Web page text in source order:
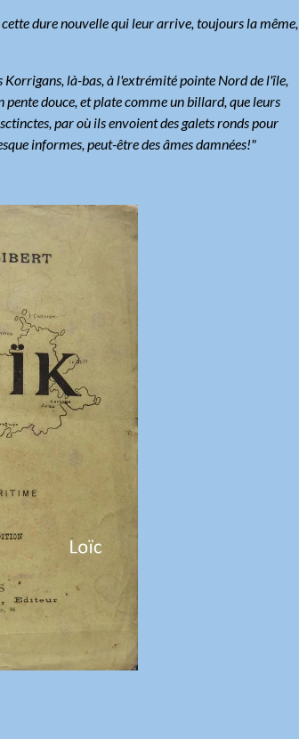
dure nouvelle qui leur arrive, toujours la même,
Korrigans, là-bas, à l'extrémité pointe Nord de l'île,
douce, et plate comme un billard, que leurs
par où ils envoient des galets ronds pour
informes, peut-être des âmes damnées!"